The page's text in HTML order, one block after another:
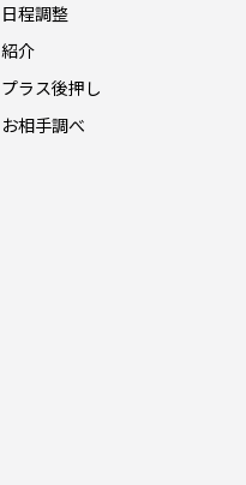
日程調整
紹介
プラス後押し
お相手調べ